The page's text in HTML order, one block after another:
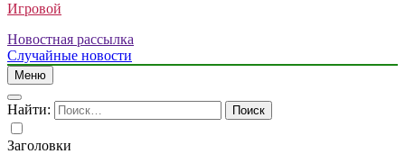
Игровой
Новостная рассылка
Случайные новости
Меню
Найти:
Заголовки